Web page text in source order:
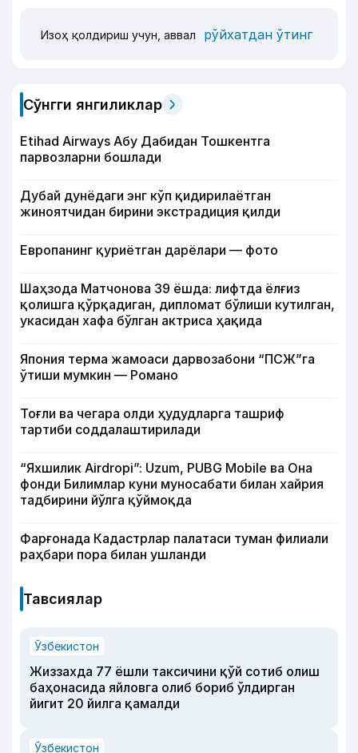
Изоҳ қолдириш учун, аввал рўйхатдан ўтинг
Сўнгги янгиликлар
Etihad Airways Абу Дабидан Тошкентга
парвозларни бошлади
Дубай дунёдаги энг кўп қидирилаётган
жиноятчидан бирини экстрадиция қилди
Европанинг қуриётган дарёлари — фото
Шаҳзода Матчонова 39 ёшда: лифтда ёлғиз
қолишга қўрқадиган, дипломат бўлиши кутилган,
укасидан хафа бўлган актриса ҳақида
Япония терма жамоаси дарвозабони “ПСЖ”га
ўтиши мумкин — Романо
Тоғли ва чегара олди ҳудудларга ташриф
тартиби соддалаштирилади
“Яхшилик Airdropi”: Uzum, PUBG Mobile ва Она
фонди Билимлар куни муносабати билан хайрия
тадбирини йўлга қўймоқда
Фарғонада Кадастрлар палатаси туман филиали
раҳбари пора билан ушланди
Тавсиялар
Ўзбекистон
Жиззахда 77 ёшли таксичини қўй сотиб олиш
баҳонасида яйловга олиб бориб ўлдирган
йигит 20 йилга қамалди
Ўзбекистон